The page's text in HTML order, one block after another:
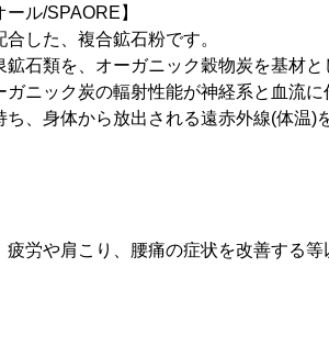
ル/SPAORE】
した、複合鉱石粉です。
石類を、オーガニック穀物炭を基材
ニック炭の輻射性能が神経系と血流
、身体から放出される遠赤外線(体温)
労や肩こり、腰痛の症状を改善する等